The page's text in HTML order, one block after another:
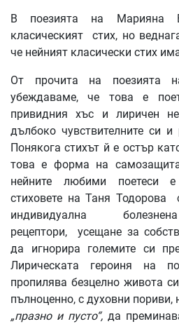
В поезията на Марияна
класическият стих, но
че нейният класически стих
От прочита на поезията
убеждаваме, че това е
привидния хъс и лиричен
дълбоко чувствителните си
Понякога стихът й е остър
това е форма на
нейните любими
стиховете на Таня Тодорова
индивидуална
рецептори, усещане за
да игнорира големите си
Лирическата героиня на
пропилява безцелно живота
пълноценно, с духовни
„празно и пусто“, да